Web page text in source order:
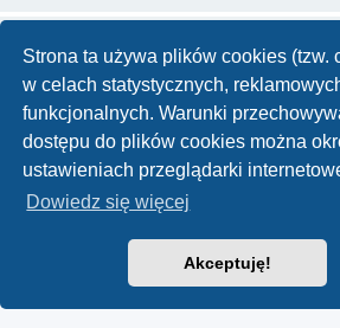
Strona ta używa plików cookies (tzw.
w celach statystycznych,
funkcjonalnych. Warunki
dostępu do plików cookies można
ustawieniach przeglądarki
Dowiedz się więcej
Akceptuję!
Strona główna KLUBU FORUM
Technologię dostarczaphpBB® Forum
Polski pakiet językowy dostarcza